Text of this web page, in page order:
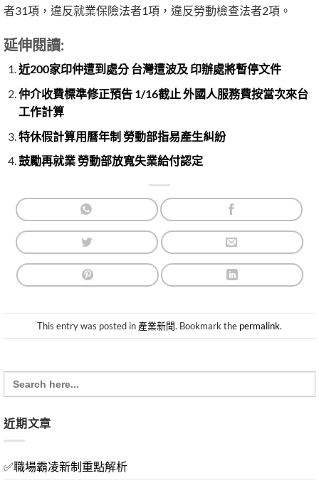
者31項，違反就業保險法者1項，違反勞動檢查法者2項。
延伸閱讀:
近200家印仲遭到處分 台灣遭波及 印辦處將暫停文件
仲介收費標準修正預告 1/16截止 外國人服務費按當次來台
工作計算
特休假計算用曆年制 勞動部指易產生糾紛
鼓勵再就業 勞動部放寬失業給付認定
This entry was posted in 產業新聞. Bookmark the permalink.
Search
for:
近期文章
✅職場霸凌新制重點解析